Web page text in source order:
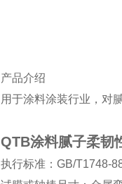
产品介绍
用于涂料涂装行业，对
QTB涂料腻子柔韧
执行标准：GB/T1748-